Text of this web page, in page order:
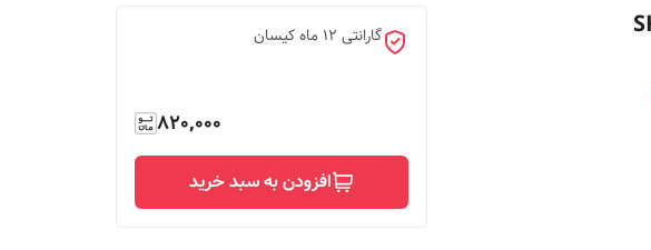
گارانتی 12 ماه کیسان
820,000
افزودن به سبد خرید